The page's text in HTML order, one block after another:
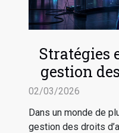
Stratégies
gestion
dans
02/03/2026
Dans un monde de
gestion des droits